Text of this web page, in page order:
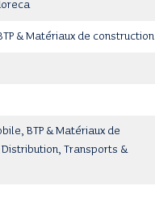
& Matériaux de construction
BTP & Matériaux de
Transports &